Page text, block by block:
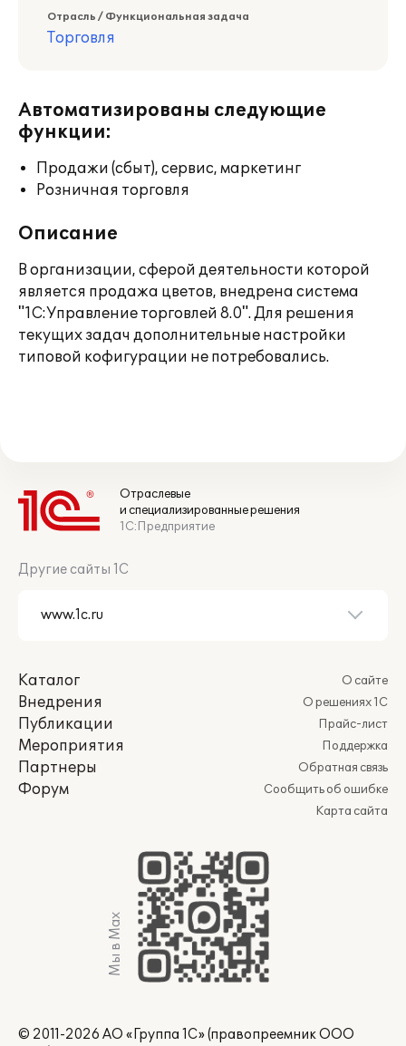
Отрасль / Функциональная задача
Торговля
Автоматизированы следующие
функции:
Продажи (сбыт), сервис, маркетинг
Розничная торговля
Описание
В организации, сферой деятельности которой
является продажа цветов, внедрена система
"1С:Управление торговлей 8.0". Для решения
текущих задач дополнительные настройки
типовой кофигурации не потребовались.
Отраслевые
и специализированные решения
1С:Предприятие
Другие сайты 1С
Каталог
Внедрения
Публикации
Мероприятия
Партнеры
Форум
О сайте
О решениях 1С
Прайс-лист
Поддержка
Обратная связь
Сообщить об ошибке
Карта сайта
Мы в Max
© 2011-2026 АО «Группа 1С» (правопреемник ООО